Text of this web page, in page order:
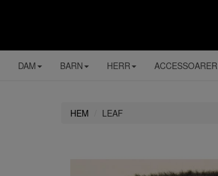
DAM BARN HERR ACCESSOARER
HEM LEAF